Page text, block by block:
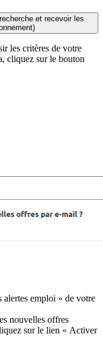
et recevoir les
les critères de votre
cliquez sur le bouton
emploi » de votre
nouvelles offres
sur le lien « Activer